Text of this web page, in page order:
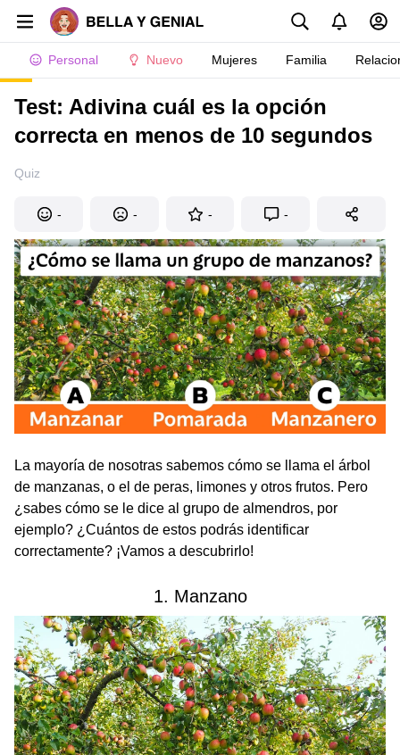
Personal Nuevo Mujeres Familia
Test: Adivina cuál es la opción
correcta en menos de 10 segundos
Quiz
- - - -
La mayoría de nosotras sabemos cómo se llama el árbol
de manzanas, o el de peras, limones y otros frutos. Pero
¿sabes cómo se le dice al grupo de almendros, por
ejemplo? ¿Cuántos de estos podrás identificar
correctamente? ¡Vamos a descubrirlo!
1. Manzano